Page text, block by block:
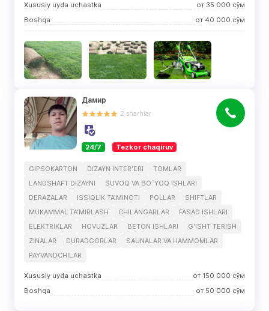
Xususiy uyda uchastka от 35 000 сўм
Boshqa
от 40 000 сўм
Дамир
2 sharhlar
24/7 Tezkor chaqiruv
GIPSOKARTON DIZAYN INTER'ERI
TOMLAR
LANDSHAFT DIZAYNI
SUVOQ VA BO`YOQ ISHLARI
DERAZALAR
ISSIQLIK TA'MINOTI POLLAR
SHIFTLAR
MUKAMMAL TA'MIRLASH
CHILANGARLAR
FASAD ISHLARI
ELEKTRIKLAR
HOVUZLAR BETON ISHLARI
G'ISHT TERISH
ZINALAR
DURADGORLAR
SAUNALAR VA HAMMOMLAR
PAYVANDCHILAR
Xususiy uyda uchastka от 150 000 сўм
Boshqa
от 50 000 сўм